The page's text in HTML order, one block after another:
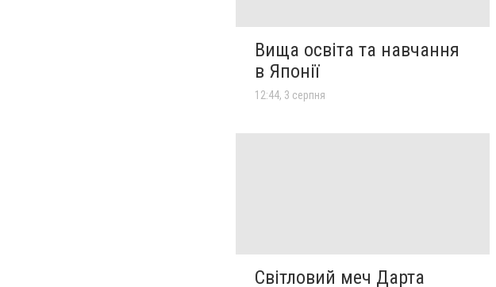
Вища освіта та навчання
в Японії
12:44, 3 серпня
Світловий меч Дарта